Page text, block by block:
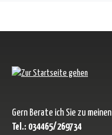
Gern Berate ich Sie zu
Tel.: 034465/269734